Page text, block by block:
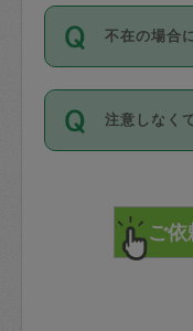
を依頼して
参考
【詳
写真を撮り
詳細FAQ：
1. 直前キャ
共通）
72時間を
料が発生し
直前キャン
72時間前
「お試し利
せんが、「
とによって
まず、条件
みてくだ
その後、
不在の場合
不在の場合
が必要です
ジさんと依
てください
不在時に
注意しなく
で、必ず
れて依頼
けてくださ